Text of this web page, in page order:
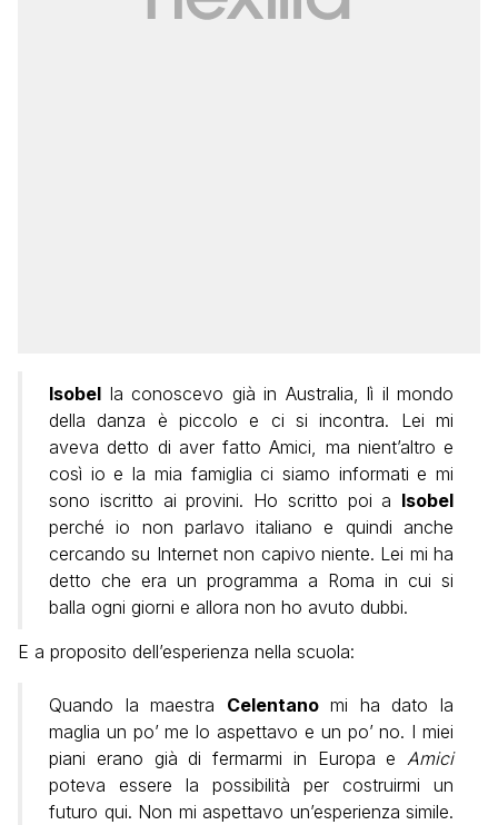
Isobel la conoscevo già in Australia, lì il mondo
della danza è piccolo e ci si incontra. Lei mi
aveva detto di aver fatto Amici, ma nient’altro e
così io e la mia famiglia ci siamo informati e mi
sono iscritto ai provini. Ho scritto poi a Isobel
perché io non parlavo italiano e quindi anche
cercando su Internet non capivo niente. Lei mi ha
detto che era un programma a Roma in cui si
balla ogni giorni e allora non ho avuto dubbi.
E a proposito dell’esperienza nella scuola:
Quando la maestra Celentanomi ha dato la
maglia un po’ me lo aspettavo e un po’ no. I miei
piani erano già di fermarmi in Europa e Amici
poteva essere la possibilità per costruirmi un
futuro qui. Non mi aspettavo un’esperienza simile.